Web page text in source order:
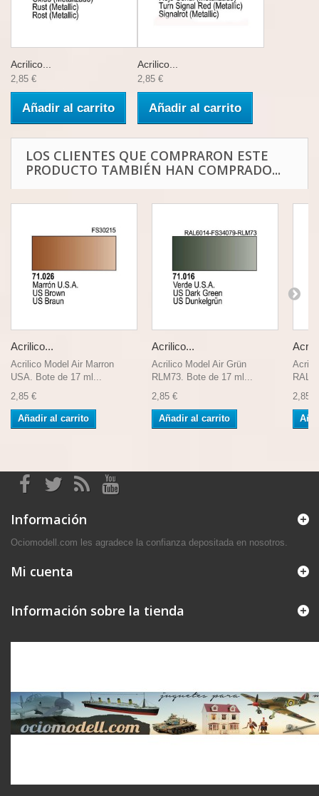
Acrilico...
2,85 €
Añadir al carrito
Acrilico...
2,85 €
Añadir al carrito
LOS CLIENTES QUE COMPRARON ESTE
PRODUCTO TAMBIÉN HAN COMPRADO...
Acrilico...
Acrilico Model Air Marron
USA. Bote de 17 ml...
2,85 €
Añadir al carrito
Acrilico...
Acrilico Model Air Grün
RLM73. Bote de 17 ml...
2,85 €
Añadir al carrito
2,85 €
Información
Ociomodell.com les agradece la confianza depositada en nosotros.
Mi cuenta
Información sobre la tienda